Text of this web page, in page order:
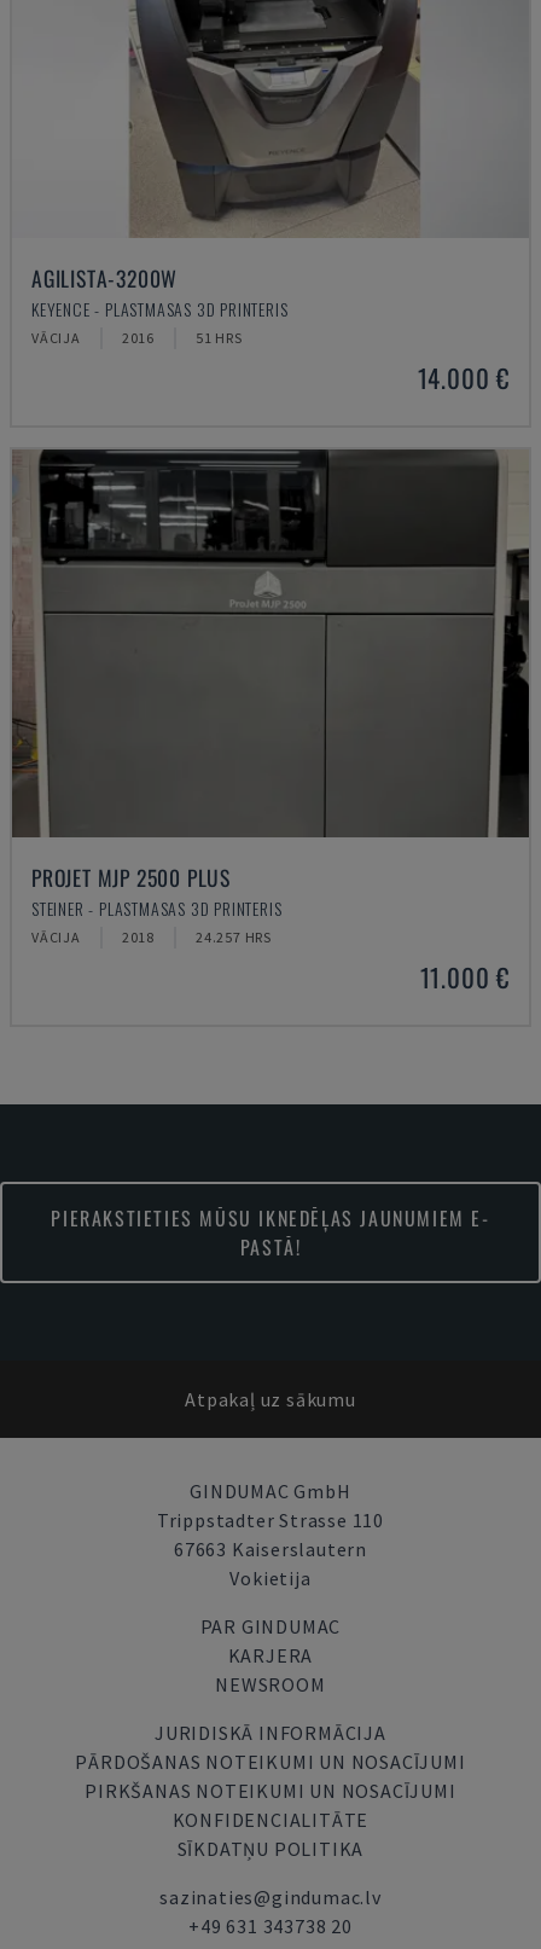
AGILISTA-3200W
KEYENCE - PLASTMASAS 3D PRINTERIS
VĀCIJA 2016 51 HRS
14.000 €
PROJET MJP 2500 PLUS
STEINER - PLASTMASAS 3D PRINTERIS
VĀCIJA 2018 24.257 HRS
11.000 €
PIERAKSTIETIES MŪSU IKNEDĒĻAS JAUNUMIEM E-
PASTĀ!
Atpakaļ uz sākumu
GINDUMAC GmbH
Trippstadter Strasse 110
67663 Kaiserslautern
Vokietija
PAR GINDUMAC
KARJERA
NEWSROOM
JURIDISKĀ INFORMĀCIJA
PĀRDOŠANAS NOTEIKUMI UN NOSACĪJUMI
PIRKŠANAS NOTEIKUMI UN NOSACĪJUMI
KONFIDENCIALITĀTE
SĪKDATŅU POLITIKA
sazinaties@gindumac.lv
+49 631 343738 20